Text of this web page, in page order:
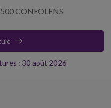
CONFOLENS
: 30 août 2026